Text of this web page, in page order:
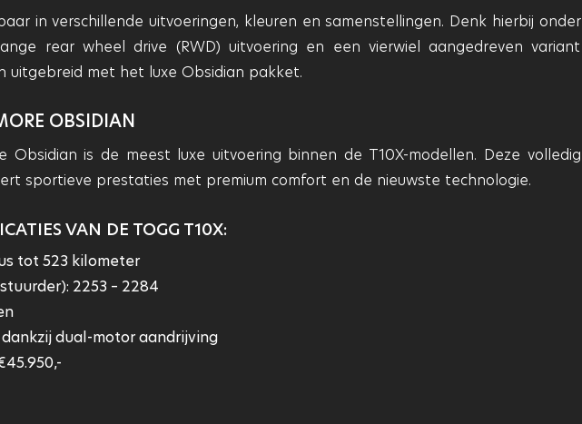
in verschillende uitvoeringen, kleuren en samenstellingen. Denk hierbij onder
rear wheel drive (RWD) uitvoering en een vierwiel aangedreven variant
uitgebreid met het luxe Obsidian pakket.
OBSIDIAN
Obsidian is de meest luxe uitvoering binnen de T10X-modellen. Deze volledig
sportieve prestaties met premium comfort en de nieuwste technologie.
VAN DE TOGG T10X:
tot 523 kilometer
2253 – 2284
dual-motor aandrijving